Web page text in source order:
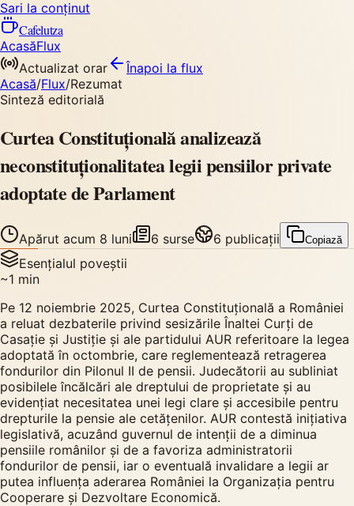
Sari la conținut
Cafelutza
AcasăFlux
Actualizat orar
Înapoi la flux
Acasă/Flux/Rezumat
Sinteză editorială
Curtea Constituțională analizează
neconstituționalitatea legii pensiilor private
adoptate de Parlament
Apărut acum 8 luni 6 surse 6 publicații Copiază
Esențialul poveștii
~1 min
Pe 12 noiembrie 2025, Curtea Constituțională a României
a reluat dezbaterile privind sesizările Înaltei Curți de
Casație și Justiție și ale partidului AUR referitoare la legea
adoptată în octombrie, care reglementează retragerea
fondurilor din Pilonul II de pensii. Judecătorii au subliniat
posibilele încălcări ale dreptului de proprietate și au
evidențiat necesitatea unei legi clare și accesibile pentru
drepturile la pensie ale cetățenilor. AUR contestă inițiativa
legislativă, acuzând guvernul de intenții de a diminua
pensiile românilor și de a favoriza administratorii
fondurilor de pensii, iar o eventuală invalidare a legii ar
putea influența aderarea României la Organizația pentru
Cooperare și Dezvoltare Economică.